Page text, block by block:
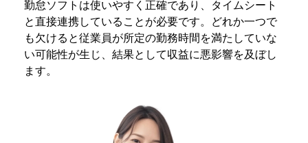
勤怠ソフトは使いやすく正確であり、タイムシート
と直接連携していることが必要です。どれか一つで
も欠けると従業員が所定の勤務時間を満たしていな
い可能性が生じ、結果として収益に悪影響を及ぼし
ます。